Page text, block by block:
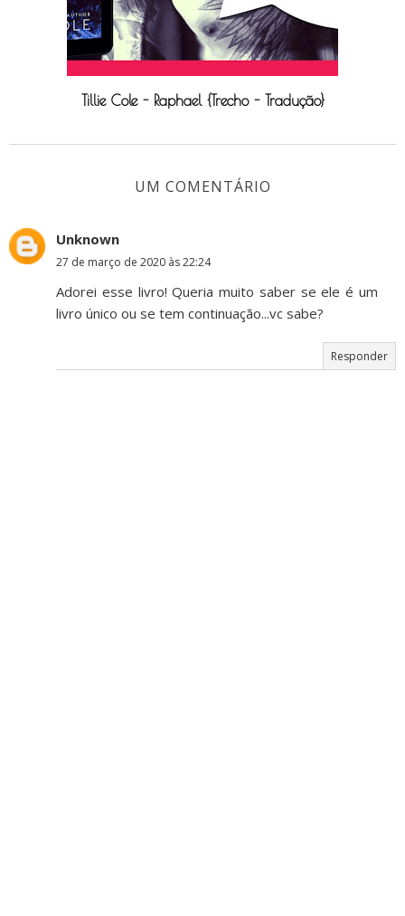
Tillie Cole - Raphael {Trecho - Tradução}
UM COMENTÁRIO
Unknown
27 de março de 2020 às 22:24
Adorei esse livro! Queria muito saber se ele é um
livro único ou se tem continuação...vc sabe?
Responder